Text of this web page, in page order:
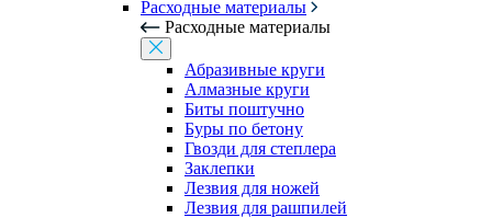
Расходные материалы
Расходные материалы
Абразивные круги
Алмазные круги
Биты поштучно
Буры по бетону
Гвозди для степлера
Заклепки
Лезвия для ножей
Лезвия для рашпилей